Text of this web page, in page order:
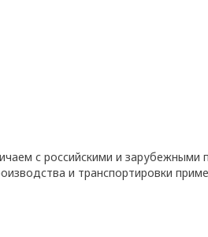
с российскими и зарубежными
и транспортировки